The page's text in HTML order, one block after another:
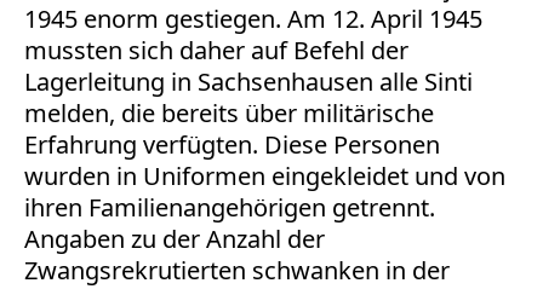
1945 enorm gestiegen. Am 12. April 1945
mussten sich daher auf Befehl der
Lagerleitung in Sachsenhausen alle Sinti
melden, die bereits über militärische
Erfahrung verfügten. Diese Personen
wurden in Uniformen eingekleidet und von
ihren Familienangehörigen getrennt.
Angaben zu der Anzahl der
Zwangsrekrutierten schwanken in der